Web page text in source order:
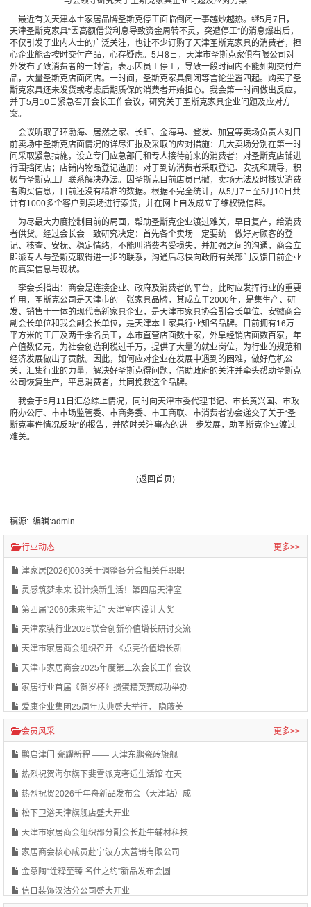
最近有关天津本土家居品牌圣斯克停工面临倒闭一事越炒越热。继5月7日，
天津圣斯克家具“因高额借贷利息导致资金周转不灵，突遭停工”的消息爆出后，
不仅引发了业内人士的广泛关注，也让不少订购了天津圣斯克家具的消费者，担
心企业能否按时交付产品，心存疑虑。5月8日，天津市圣斯克家俱有限公司对
外发布了致消费者的一封信，表示因员工停工，导致一段时间内不能如期交付产
品，大量圣斯克店面闭店。一时间，圣斯克家具倒闭等言论尘嚣四起。购买了圣
斯克家具还未发货或考虑后期质保的消费者开始担心。我会第一时间做出反应，
并于5月10日紧急召开会长工作会议，研究关于圣斯克家具企业问题及应对方
案。
会议听取了环渤海、居然之家、长虹、金海马、登发、加宜等卖场负责人对目
前卖场中圣斯克店面情况的详尽汇报及采取的应对措施：几大卖场分别在第一时
间采取紧急措施，设立专门应急部门和专人接待前来的消费者；对圣斯克店铺进
行围挡闭店；店铺内物品登记造册；对于到访消费者采取登记、安抚和疏导，积
极与圣斯克工厂联系解决办法。因圣斯克目前店员已撤，卖场无法及时核实消费
者购买信息，目前还没有精准的数据。根据不完全统计，从5月7日至5月10日共
计有1000多个客户到卖场进行索货，并在网上自发成立了维权微信群。
为尽最大力度控制目前的局面，帮助圣斯克企业渡过难关，早日复产，给消费
者供货。经过会长会一致研究决定：首先各个卖场一定要统一做好对顾客的登
记、核查、安抚、稳定情绪，不能叫消费者受损失，并加强之间的沟通，商会立
即派专人与圣斯克取得进一步的联系，沟通后尽快向政府有关部门反馈目前企业
的真实信息与现状。
李会长指出：商会是连接企业、政府及消费者的平台，此时应发挥行业的重要
作用，圣斯克公司是天津市的一张家具品牌，其成立于2000年，是集生产、研
发、销售于一体的现代高新家具企业，是天津市家具协会副会长单位、安徽商会
副会长单位和我会副会长单位，是天津本土家具行业知名品牌。目前拥有16万
平方米的工厂及两千余名员工，本市直营店面数十家，外阜经销店面数百家，年
产值数亿元，为社会创造利税过千万，提供了大量的就业岗位，为行业的规范和
经济发展做出了贡献。因此，如何应对企业在发展中遇到的困难，做好危机公
关，汇集行业的力量，解决好圣斯克得问题，借助政府的关注并牵头帮助圣斯克
公司恢复生产，平息消费者，共同挽救这个品牌。
我会于5月11日汇总综上情况，同时向天津市委代理书记、市长黄兴国、市政
府办公厅、市市场监管委、市商务委、市工商联、市消费者协会递交了关于“圣
斯克事件情况反映”的报告，并随时关注事态的进一步发展，助圣斯克企业渡过
难关。
(返回首页)
稿源: 编辑:admin
行业动态 更多>>
津家居[2026]003关于调整各分会相关任职职
灵感筑梦未来 设计焕新生活！第四届天津室
第四届“2060未来生活”-天津室内设计大奖
天津家装行业2026联合创新价值增长研讨交流
天津市家居商会组织召开 《点亮价值增长新
天津市家居商会2025年度第二次会长工作会议
家居行业首届《贺岁杯》掼蛋精英赛成功举办
爱康企业集团25周年庆典盛大举行， 隐蔽美
会员风采 更多>>
鹏启津门 瓷耀新程 —— 天津东鹏瓷砖旗舰
热烈祝贺海尔旗下斐雪派克奢适生活馆 在天
热烈祝贺2026千年舟新品发布会（天津站）成
松下卫浴天津旗舰店盛大开业
天津市家居商会组织部分副会长赴牛辅材科技
家居商会核心成员赴宁波方太营销有限公司
金意陶“诠释至臻 名仕之约”新品发布会圆
信日装饰汉沽分公司盛大开业